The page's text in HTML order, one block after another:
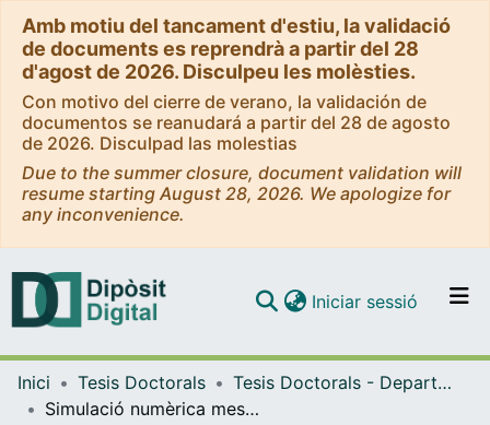
Amb motiu del tancament d'estiu, la validació
de documents es reprendrà a partir del 28
d'agost de 2026. Disculpeu les molèsties.
Con motivo del cierre de verano, la validación de
documentos se reanudará a partir del 28 de agosto
de 2026. Disculpad las molestias
Due to the summer closure, document validation will
resume starting August 28, 2026. We apologize for
any inconvenience.
Navega per tot el DD
Iniciar sessió (current)
Inici Tesis Doctorals
Tesis Doctorals - Departament - Astronomia i Meteorologia
Simulació numèrica mesoscalar de l'ozó troposfèric a Catalunya